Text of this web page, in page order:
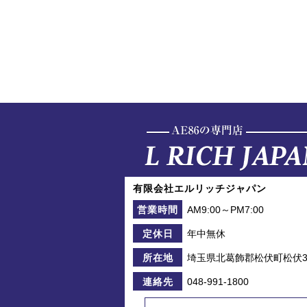
有限会社エルリッチジャパン
営業時間
AM9:00～PM7:00
定休日 年中無休
所在地 埼玉県北葛飾郡松伏町松伏
連絡先 048-991-1800